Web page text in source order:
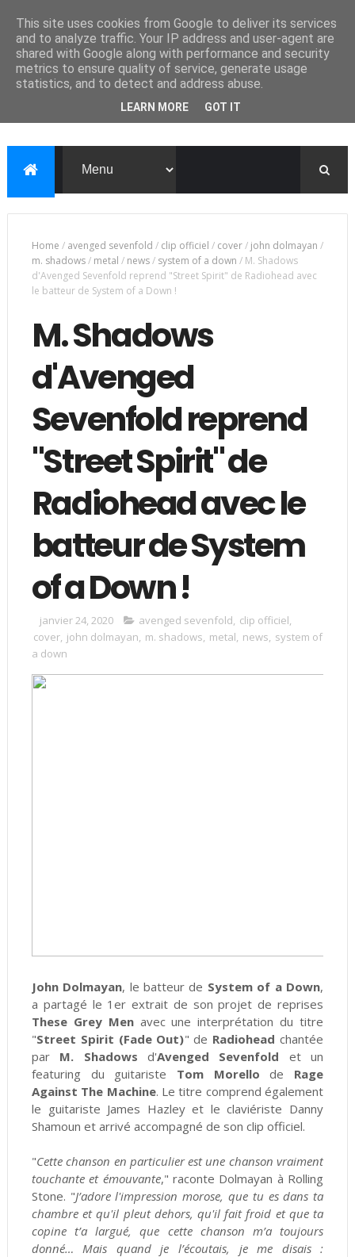
Home / avenged sevenfold / clip officiel / cover/ john dolmayan /
m. shadows/ metal / news/ system of a down / M. Shadows
d'Avenged Sevenfold reprend "Street Spirit" de Radiohead avec
le batteur de System of a Down !
M. Shadows
d'Avenged
Sevenfold reprend
"Street Spirit" de
Radiohead avec le
batteur de System
of a Down !
janvier 24, 2020 avenged sevenfold, clip officiel,
cover, john dolmayan, m. shadows, metal, news, system of
a down
John Dolmayan, le batteur de System of a Down,
a partagé le 1er extrait de son projet de reprises
These Grey Menavec une interprétation du titre
"Street Spirit (Fade Out)" de Radiohead chantée
par M. Shadows d'Avenged Sevenfold et un
featuring du guitariste Tom Morello de Rage
Against The Machine. Le titre comprend également
le guitariste James Hazley et le claviériste Danny
Shamoun et arrivé accompagné de son clip officiel.
"Cette chanson en particulier est une chanson vraiment
touchante et émouvante," raconte Dolmayan à Rolling
Stone. "J’adore l'impression morose, que tu es dans ta
chambre et qu'il pleut dehors, qu'il fait froid et que ta
copine t’a largué, que cette chanson m’a toujours
donné… Mais quand je l’écoutais, je me disais :
This site uses cookies from Google to deliver its services
and to analyze traffic. Your IP address and user-agent are
shared with Google along with performance and security
metrics to ensure quality of service, generate usage
statistics, and to detect and address abuse.
LEARN MORE GOT IT